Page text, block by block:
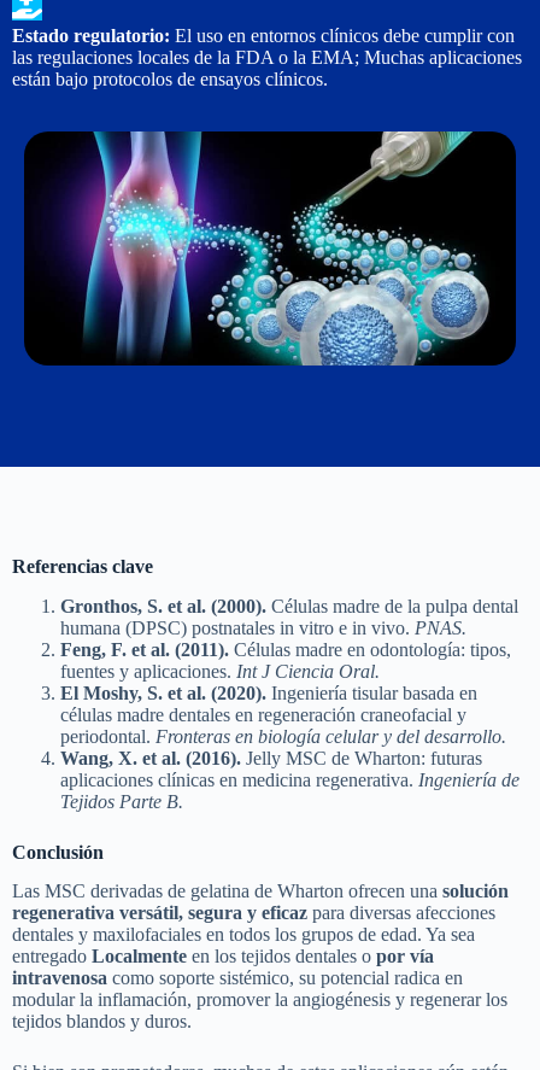
Estado regulatorio: El uso en entornos clínicos debe cumplir con
las regulaciones locales de la FDA o la EMA; Muchas aplicaciones
están bajo protocolos de ensayos clínicos.
Referencias clave
Gronthos, S. et al. (2000). Células madre de la pulpa dental
humana (DPSC) postnatales in vitro e in vivo. PNAS.
Feng, F. et al. (2011). Células madre en odontología: tipos,
fuentes y aplicaciones. Int J Ciencia Oral.
El Moshy, S. et al. (2020). Ingeniería tisular basada en
células madre dentales en regeneración craneofacial y
periodontal. Fronteras en biología celular y del desarrollo.
Wang, X. et al. (2016). Jelly MSC de Wharton: futuras
aplicaciones clínicas en medicina regenerativa. Ingeniería de
Tejidos Parte B.
Conclusión
Las MSC derivadas de gelatina de Wharton ofrecen una solución
regenerativa versátil, segura y eficaz para diversas afecciones
dentales y maxilofaciales en todos los grupos de edad. Ya sea
entregado Localmente en los tejidos dentales o por vía
intravenosa como soporte sistémico, su potencial radica en
modular la inflamación, promover la angiogénesis y regenerar los
tejidos blandos y duros.